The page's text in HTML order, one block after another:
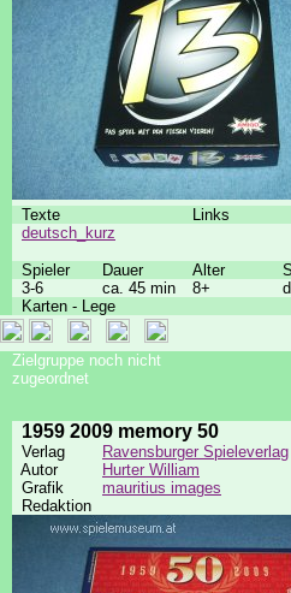
Texte Links
deutsch_kurz
Spieler
Dauer Alter
3-6
ca. 45 min 8+
Karten - Lege
Zielgruppe noch nicht
zugeordnet
1959 2009 memory 50
Verlag
Ravensburger Spieleverlag
Autor
Hurter William
Grafik
mauritius images
Redaktion